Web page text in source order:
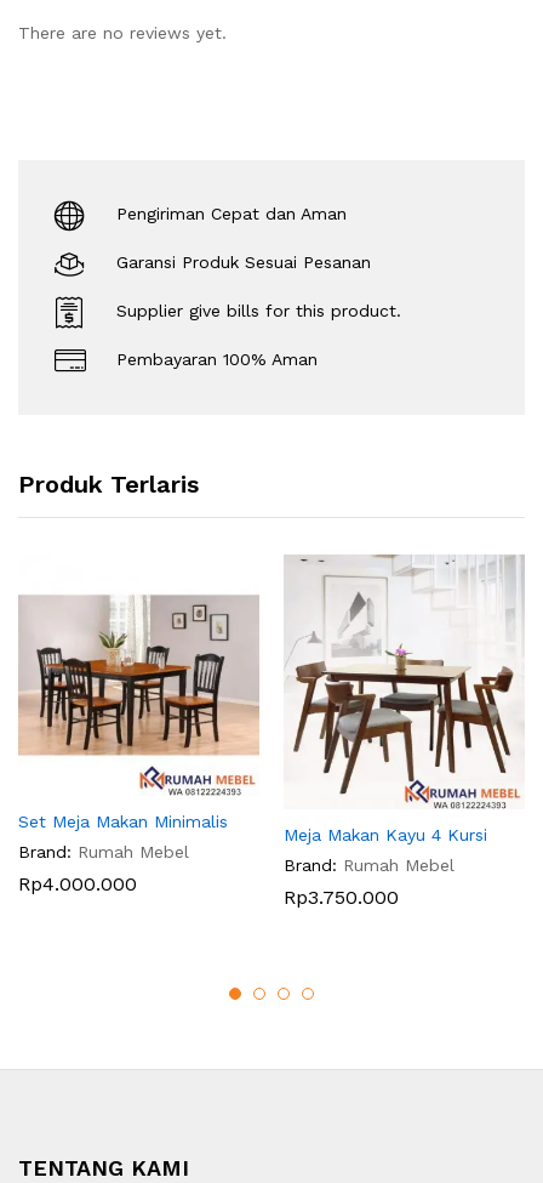
There are no reviews yet.
Pengiriman Cepat dan Aman
Garansi Produk Sesuai Pesanan
Supplier give bills for this product.
Pembayaran 100% Aman
Produk Terlaris
Set Meja Makan Minimalis
Brand: Rumah Mebel
Rp4.000.000
Meja Makan Kayu 4 Kursi
Brand: Rumah Mebel
Rp3.750.000
TENTANG KAMI